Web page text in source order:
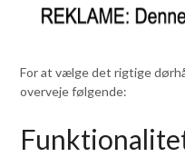
For at vælge det rigtige
overveje følgende: